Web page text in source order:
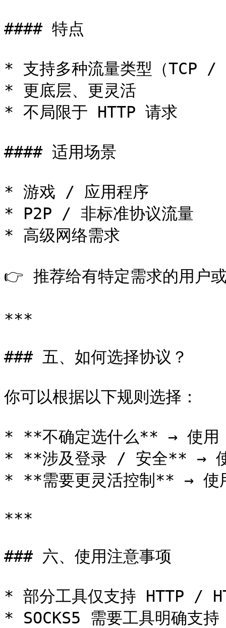
#### 特点
* 支持多种流量类型（TCP /
* 更底层、更灵活
* 不局限于 HTTP 请求
#### 适用场景
* 游戏 / 应用程序
* P2P / 非标准协议流量
* 高级网络需求
👉 推荐给有特定需求的用户
***
### 五、如何选择协议？
你可以根据以下规则选择：
* **不确定选什么** → 使用
* **涉及登录 / 安全** → 使
* **需要更灵活控制** → 使
***
### 六、使用注意事项
* 部分工具仅支持 HTTP /
* SOCKS5 需要工具明确支持